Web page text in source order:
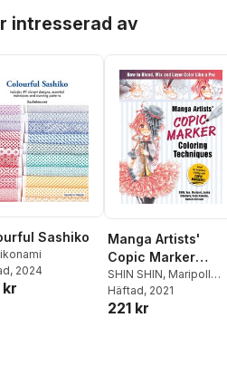
intresserad av
Sashiko
, 2024
kr
Manga Artists'
Copic Marker
Coloring
Techniques
SHIN SHIN, Maripoll
MariPolle,Junko
Kitamura
Häftad, 2021
221 kr